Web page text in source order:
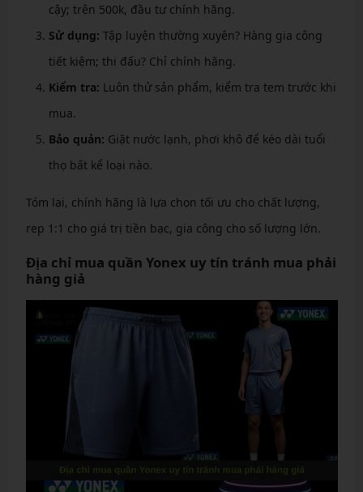
cậy; trên 500k, đầu tư chính hãng.
Sử dụng: Tập luyện thường xuyên? Hàng gia công
tiết kiệm; thi đấu? Chỉ chính hãng.
Kiểm tra: Luôn thử sản phẩm, kiểm tra tem trước khi
mua.
Bảo quản: Giặt nước lạnh, phơi khô để kéo dài tuổi
thọ bất kể loại nào.
Tóm lại, chính hãng là lựa chọn tối ưu cho chất lượng,
rep 1:1 cho giá trị tiền bạc, gia công cho số lượng lớn.
Địa chỉ mua quần Yonex uy tín tránh mua phải
hàng giả